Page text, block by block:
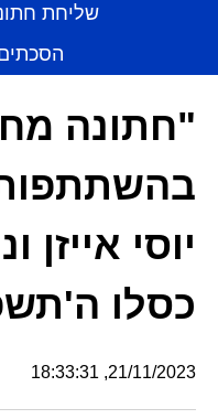
שליחת
"חתונה
בהשתתפות
יוסי אייזן
כסלו
21/11/2023, 18:33:31